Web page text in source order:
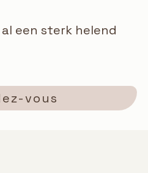
een sterk helend
vous